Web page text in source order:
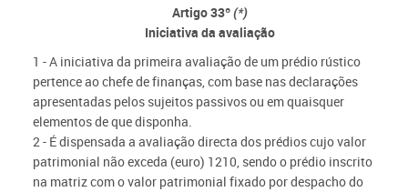
Artigo 33º(*)
Iniciativa da avaliação
1 - A iniciativa da primeira avaliação de um prédio rústico
pertence ao chefe de finanças, com base nas declarações
apresentadas pelos sujeitos passivos ou em quaisquer
elementos de que disponha.
2 - É dispensada a avaliação directa dos prédios cujo valor
patrimonial não exceda (euro) 1210, sendo o prédio inscrito
na matriz com o valor patrimonial fixado por despacho do